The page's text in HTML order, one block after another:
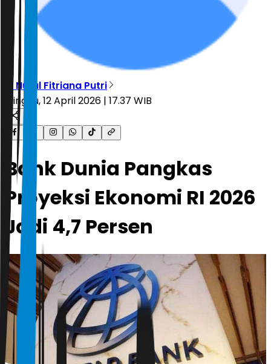
R. Nurul Fitriana Putri
Minggu, 12 April 2026 | 17.37 WIB
Bank Dunia Pangkas
Proyeksi Ekonomi RI 2026
Jadi 4,7 Persen